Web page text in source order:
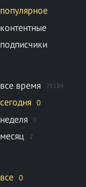
популярное
контентные
подписчики
все время 29184
сегодня 0
неделя 0
месяц 2
все 0